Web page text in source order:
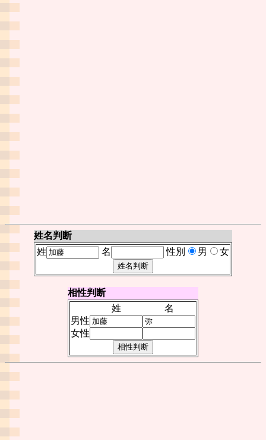
姓名判断
姓
名 性別 男 女
相性判断
姓
名
男性
女性